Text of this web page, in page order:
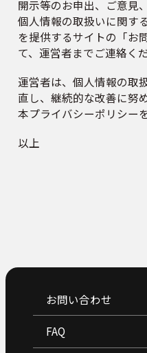
開示等のお申出、ご意見
個人情報の取扱いに関す
を提供するサイトの「お
て、運営者までご連絡くだ
運営者は、個人情報の取
直し、継続的な改善に努
本プライバシーポリシー
以上
お問い合わせ
FAQ